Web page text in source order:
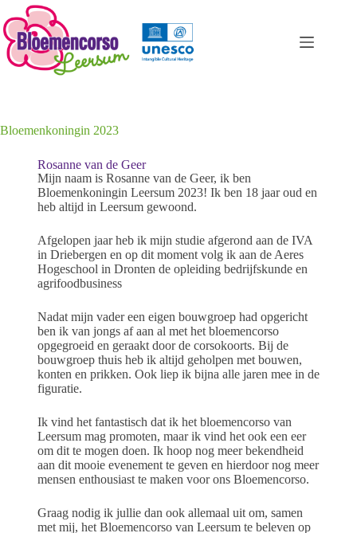
Bloemenkoningin 2023
Rosanne van de Geer
Mijn naam is Rosanne van de Geer, ik ben
Bloemenkoningin Leersum 2023! Ik ben 18 jaar oud en
heb altijd in Leersum gewoond.
Afgelopen jaar heb ik mijn studie afgerond aan de IVA
in Driebergen en op dit moment volg ik aan de Aeres
Hogeschool in Dronten de opleiding bedrijfskunde en
agrifoodbusiness
Nadat mijn vader een eigen bouwgroep had opgericht
ben ik van jongs af aan al met het bloemencorso
opgegroeid en geraakt door de corsokoorts. Bij de
bouwgroep thuis heb ik altijd geholpen met bouwen,
konten en prikken. Ook liep ik bijna alle jaren mee in de
figuratie.
Ik vind het fantastisch dat ik het bloemencorso van
Leersum mag promoten, maar ik vind het ook een eer
om dit te mogen doen. Ik hoop nog meer bekendheid
aan dit mooie evenement te geven en hierdoor nog meer
mensen enthousiast te maken voor ons Bloemencorso.
Graag nodig ik jullie dan ook allemaal uit om, samen
met mij, het Bloemencorso van Leersum te beleven op